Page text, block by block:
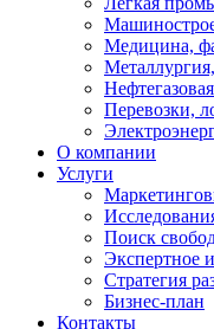
Медицина,
Перевозки,
О компании
Услуги
Поиск
Экспертное
Стратегия
Бизнес-план
Контакты